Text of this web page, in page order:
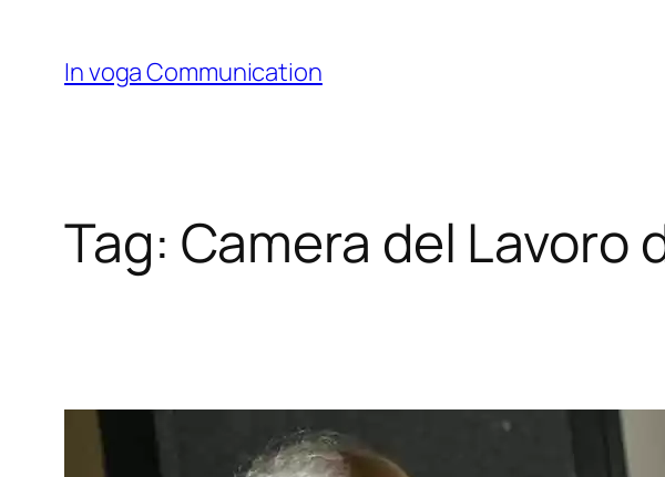
content
In voga Communication
Tag: Camera del Lavoro